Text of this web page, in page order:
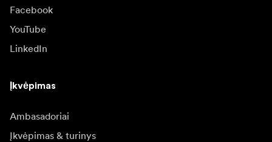
Facebook
YouTube
LinkedIn
Įkvėpimas
Ambasadoriai
Įkvėpimas & turinys